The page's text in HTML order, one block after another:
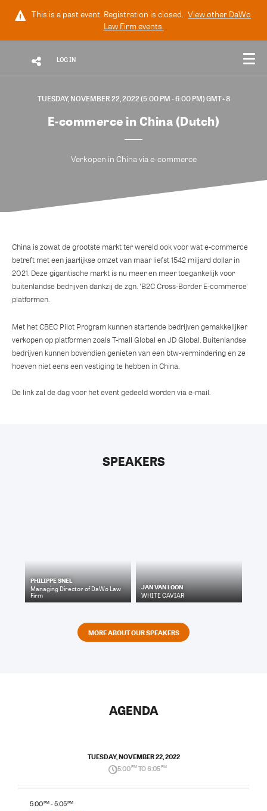
This is a past event. Registration is closed. View other DaWo
Law Firm events.
LOG IN
TUESDAY, NOVEMBER 22, 2022 (5:00 PM - 6:00 PM) GMT+8
E-commerce in China (Dutch)
Verkopen in China via e-commerce
China is zowat de grootste markt ter wereld ook voor wat e-commerce
betreft met een jaarlijkse omzet van maar liefst 1542 miljard dollar in
2021. Deze gigantische markt is nu meer en meer toegankelijk voor
buitenlandse bedrijven dankzij de zgn. 'B2C Cross-Border E-commerce'
platformen.
Met het CBEC Pilot Program kunnen startende bedrijven gemakkelijker
verkopen op platformen zoals T-mall Global en JD Global. Buitenlandse
bedrijven kunnen bovendien genieten van een btw-vermindering en ze
hoeven niet eens een vestiging te hebben in China.
De link zal de dag voor het event gedeeld worden via e-mail.
SPEAKERS
PHILIPPE SNEL
Managing Directorof DaWo Law
Firm
JAN VAN LOON
WHITE CAVIAR
MORE ABOUT OUR SPEAKERS
AGENDA
TUESDAY, NOVEMBER 22, 2022
5:00PMTO 6:05PM
5:00PM - 5:05PM